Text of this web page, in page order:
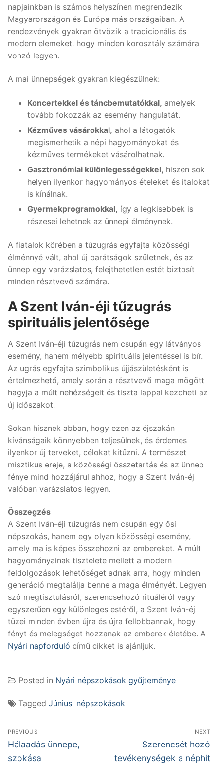
napjainkban is számos helyszínen megrendezik
Magyarországon és Európa más országaiban. A
rendezvények gyakran ötvözik a tradicionális és
modern elemeket, hogy minden korosztály számára
vonzó legyen.
A mai ünnepségek gyakran kiegészülnek:
Koncertekkel és táncbemutatókkal, amelyek
tovább fokozzák az esemény hangulatát.
Kézműves vásárokkal, ahol a látogatók
megismerhetik a népi hagyományokat és
kézműves termékeket vásárolhatnak.
Gasztronómiai különlegességekkel, hiszen sok
helyen ilyenkor hagyományos ételeket és italokat
is kínálnak.
Gyermekprogramokkal, így a legkisebbek is
részesei lehetnek az ünnepi élménynek.
A fiatalok körében a tűzugrás egyfajta közösségi
élménnyé vált, ahol új barátságok születnek, és az
ünnep egy varázslatos, felejthetetlen estét biztosít
minden résztvevő számára.
A Szent Iván-éji tűzugrás
spirituális jelentősége
A Szent Iván-éji tűzugrás nem csupán egy látványos
esemény, hanem mélyebb spirituális jelentéssel is bír.
Az ugrás egyfajta szimbolikus újjászületésként is
értelmezhető, amely során a résztvevő maga mögött
hagyja a múlt nehézségeit és tiszta lappal kezdheti az
új időszakot.
Sokan hisznek abban, hogy ezen az éjszakán
kívánságaik könnyebben teljesülnek, és érdemes
ilyenkor új terveket, célokat kitűzni. A természet
misztikus ereje, a közösségi összetartás és az ünnep
fénye mind hozzájárul ahhoz, hogy a Szent Iván-éj
valóban varázslatos legyen.
Összegzés
A Szent Iván-éji tűzugrás nem csupán egy ősi
népszokás, hanem egy olyan közösségi esemény,
amely ma is képes összehozni az embereket. A múlt
hagyományainak tisztelete mellett a modern
feldolgozások lehetőséget adnak arra, hogy minden
generáció megtalálja benne a maga élményét. Legyen
szó megtisztulásról, szerencsehozó rituáléról vagy
egyszerűen egy különleges estéről, a Szent Iván-éj
tüzei minden évben újra és újra fellobbannak, hogy
fényt és melegséget hozzanak az emberek életébe. A
Nyári napforduló című cikket is ajánljuk.
Posted in Nyári népszokások gyűjteménye
Tagged Júniusi népszokások
Bejegyzés
navigáció
PREVIOUS
Previous
post:
Hálaadás ünnepe,
szokása
NEXT
Next
post:
Szerencsét hozó
tevékenységek a néphit